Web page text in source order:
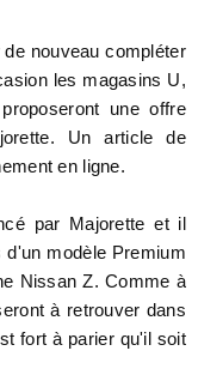
nouveau compléter
les magasins U,
une offre
Un article de
en ligne.
par Majorette et il
modèle Premium
Nissan Z. Comme à
à retrouver dans
fort à parier qu'il soit